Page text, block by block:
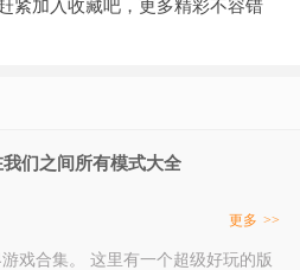
紧加入收藏吧，更多精彩不容错
我们之间所有模式大全
更多 >>
戏合集。 这里有一个超级好玩的版